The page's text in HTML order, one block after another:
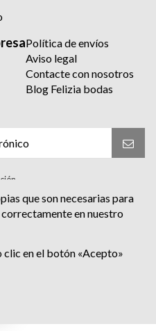
Política de envíos
Aviso legal
Contacte con nosotros
Blog Felizia bodas
el
que son necesarias para
en nuestro
en el botón «Acepto»